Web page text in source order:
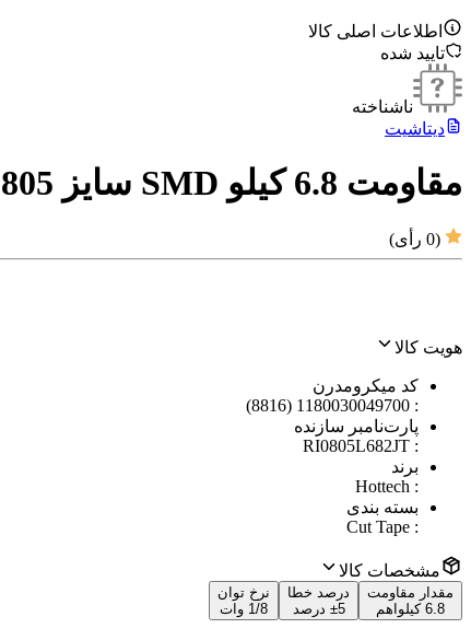
اطلاعات اصلی کالا
تایید شده
ناشناخته
دیتاشیت
مقاومت 6.8 کیلو SMD سایز 0805
(
0 رأی)
هویت کالا
کد میکرومدرن
:
1180030049700 (8816)
پارت‌نامبر سازنده
:
RI0805L682JT
برند
:
Hottech
بسته بندی
:
Cut Tape
مشخصات کالا
مقدار مقاومت
6.8 کیلواهم
درصد خطا
±5 درصد
نرخ توان
1/8 وات